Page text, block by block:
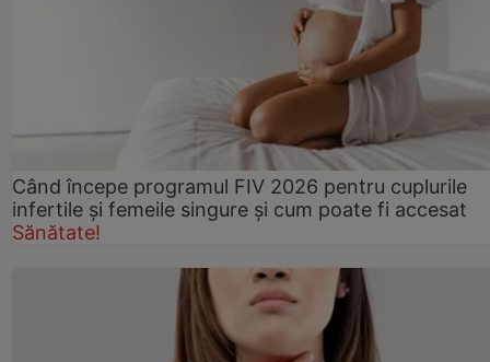
Când începe programul FIV 2026 pentru cuplurile
infertile şi femeile singure şi cum poate fi accesat
Sănătate!